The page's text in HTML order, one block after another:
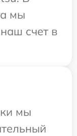
мы
счет в
мы